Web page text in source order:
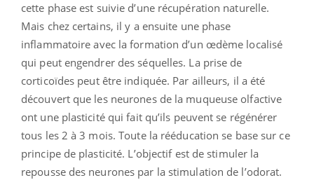
cette phase est suivie d’une récupération naturelle.
Mais chez certains, il y a ensuite une phase
inflammatoire avec la formation d’un œdème localisé
qui peut engendrer des séquelles. La prise de
corticoïdes peut être indiquée. Par ailleurs, il a été
découvert que les neurones de la muqueuse olfactive
ont une plasticité qui fait qu’ils peuvent se régénérer
tous les 2 à 3 mois. Toute la rééducation se base sur ce
principe de plasticité. L’objectif est de stimuler la
repousse des neurones par la stimulation de l’odorat.